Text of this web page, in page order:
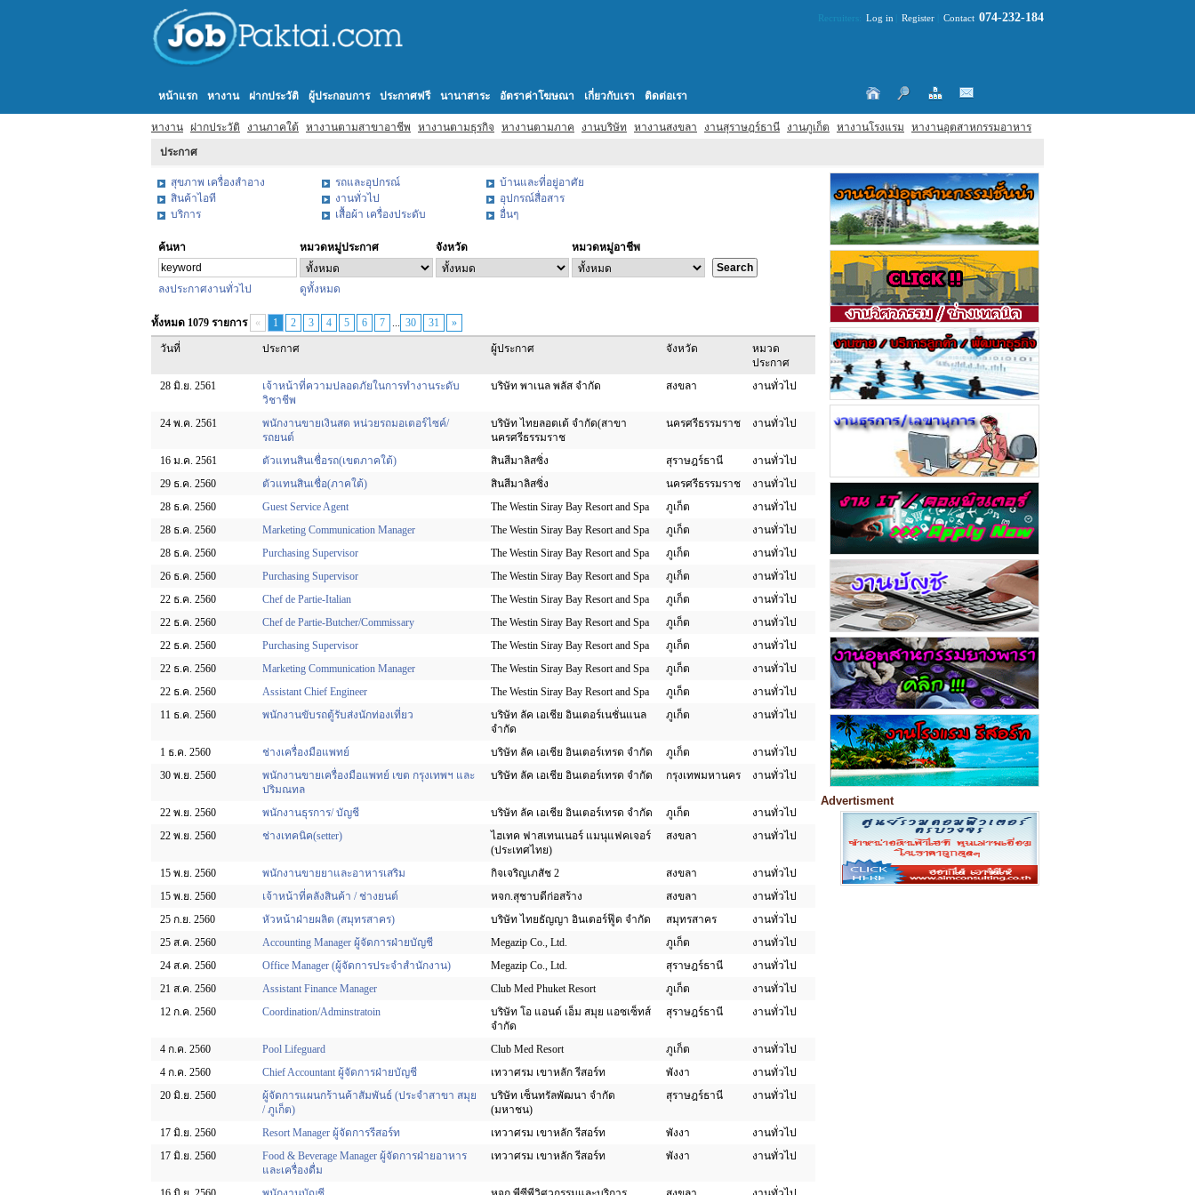
หางาน ฝากประวัติ งานภาคใต้ หางานตามสาขาอาชีพ หางานตามธุรกิจ หางานตามภาค งานบริษัท หางานสงขลา งานสุราษฎร์ธานี งานภูเก็ต หางานโรงแรม หางานอุตสาหกรรมอาหาร
Recruiters: Log in Register Contact 074-232-184
หน้าแรก หางาน ฝากประวัติ ผู้ประกอบการ ประกาศฟรี นานาสาระ อัตราค่าโฆษณา เกี่ยวกับเรา ติดต่อเรา
ประกาศ
สุขภาพ เครื่องสำอาง รถและอุปกรณ์
บ้านและที่อยู่อาศัย
สินค้าไอที
งานทั่วไป
อุปกรณ์สื่อสาร
บริการ
เสื้อผ้า เครื่องประดับ อื่นๆ
ค้นหา หมวดหมู่ประกาศ จังหวัด หมวดหมู่อาชีพ
ลงประกาศงานทั่วไป ดูทั้งหมด
ทั้งหมด 1079 รายการ « 1 2 3 4 5 6 7 ... 30 31 »
วันที่ ประกาศ ผู้ประกาศ จังหวัด
หมวด
ประกาศ
28 มิ.ย. 2561
เจ้าหน้าที่ความปลอดภัยในการทำงานระดับ
วิชาชีพ
บริษัท พาเนล พลัส จำกัด สงขลา งานทั่วไป
24 พ.ค. 2561
พนักงานขายเงินสด หน่วยรถมอเตอร์ไซค์/
รถยนต์
บริษัท ไทยลอตเต้ จำกัด(สาขา
นครศรีธรรมราช
นครศรีธรรมราช งานทั่วไป
16 ม.ค. 2561 ตัวแทนสินเชื่อรถ(เขตภาคใต้) สินสีมาลิสซิ่ง สุราษฎร์ธานี
งานทั่วไป
29 ธ.ค. 2560
ตัวแทนสินเชื่อ(ภาคใต้) สินสีมาลิสซิ่ง นครศรีธรรมราช
งานทั่วไป
28 ธ.ค. 2560
Guest Service Agent The Westin Siray Bay Resort and Spa ภูเก็ต
งานทั่วไป
28 ธ.ค. 2560
Marketing Communication Manager The Westin Siray Bay Resort and Spa ภูเก็ต
งานทั่วไป
28 ธ.ค. 2560
Purchasing Supervisor The Westin Siray Bay Resort and Spa ภูเก็ต
งานทั่วไป
26 ธ.ค. 2560
Purchasing Supervisor The Westin Siray Bay Resort and Spa ภูเก็ต
งานทั่วไป
22 ธ.ค. 2560
Chef de Partie-Italian The Westin Siray Bay Resort and Spa ภูเก็ต
งานทั่วไป
22 ธ.ค. 2560
Chef de Partie-Butcher/Commissary The Westin Siray Bay Resort and Spa ภูเก็ต
งานทั่วไป
22 ธ.ค. 2560
Purchasing Supervisor The Westin Siray Bay Resort and Spa ภูเก็ต
งานทั่วไป
22 ธ.ค. 2560
Marketing Communication Manager The Westin Siray Bay Resort and Spa ภูเก็ต
งานทั่วไป
22 ธ.ค. 2560
Assistant Chief Engineer The Westin Siray Bay Resort and Spa ภูเก็ต
งานทั่วไป
11 ธ.ค. 2560
พนักงานขับรถตู้รับส่งนักท่องเที่ยว
บริษัท ลัค เอเชีย อินเตอร์เนชั่นแนล
จำกัด
ภูเก็ต งานทั่วไป
1 ธ.ค. 2560 ช่างเครื่องมือแพทย์ บริษัท ลัค เอเชีย อินเตอร์เทรด จำกัด ภูเก็ต
งานทั่วไป
30 พ.ย. 2560
พนักงานขายเครื่องมือแพทย์ เขต กรุงเทพฯ และ
ปริมณทล
บริษัท ลัค เอเชีย อินเตอร์เทรด จำกัด กรุงเทพมหานคร งานทั่วไป
22 พ.ย. 2560 พนักงานธุรการ/ บัญชี บริษัท ลัค เอเชีย อินเตอร์เทรด จำกัด ภูเก็ต
งานทั่วไป
22 พ.ย. 2560
ช่างเทคนิค(setter)
ไฮเทค ฟาสเทนเนอร์ แมนุแฟคเจอร์
(ประเทศไทย)
สงขลา งานทั่วไป
15 พ.ย. 2560 พนักงานขายยาและอาหารเสริม กิจเจริญเภสัช 2 สงขลา
งานทั่วไป
15 พ.ย. 2560
เจ้าหน้าที่คลังสินค้า / ช่างยนต์ หจก.สุชาบดีก่อสร้าง สงขลา
งานทั่วไป
25 ก.ย. 2560
หัวหน้าฝ่ายผลิต (สมุทรสาคร) บริษัท ไทยธัญญา อินเตอร์ฟู๊ด จำกัด สมุทรสาคร
งานทั่วไป
25 ส.ค. 2560
Accounting Manager ผู้จัดการฝ่ายบัญชี Megazip Co., Ltd. ภูเก็ต
งานทั่วไป
24 ส.ค. 2560
Office Manager (ผู้จัดการประจำสำนักงาน) Megazip Co., Ltd. สุราษฎร์ธานี
งานทั่วไป
21 ส.ค. 2560
Assistant Finance Manager Club Med Phuket Resort ภูเก็ต
งานทั่วไป
12 ก.ค. 2560
Coordination/Adminstratoin
บริษัท โอ แอนด์ เอ็ม สมุย แอซเซ็ทส์
จำกัด
สุราษฎร์ธานี งานทั่วไป
4 ก.ค. 2560 Pool Lifeguard Club Med Resort ภูเก็ต
งานทั่วไป
4 ก.ค. 2560
Chief Accountant ผู้จัดการฝ่ายบัญชี เทวาศรม เขาหลัก รีสอร์ท พังงา
งานทั่วไป
20 มิ.ย. 2560
ผู้จัดการแผนกร้านค้าสัมพันธ์ (ประจำสาขา สมุย
/ ภูเก็ต)
บริษัท เซ็นทรัลพัฒนา จำกัด
(มหาชน)
สุราษฎร์ธานี งานทั่วไป
17 มิ.ย. 2560 Resort Manager ผู้จัดการรีสอร์ท เทวาศรม เขาหลัก รีสอร์ท พังงา
งานทั่วไป
17 มิ.ย. 2560
Food & Beverage Manager ผู้จัดการฝ่ายอาหาร
และเครื่องดื่ม
เทวาศรม เขาหลัก รีสอร์ท พังงา งานทั่วไป
Advertisment